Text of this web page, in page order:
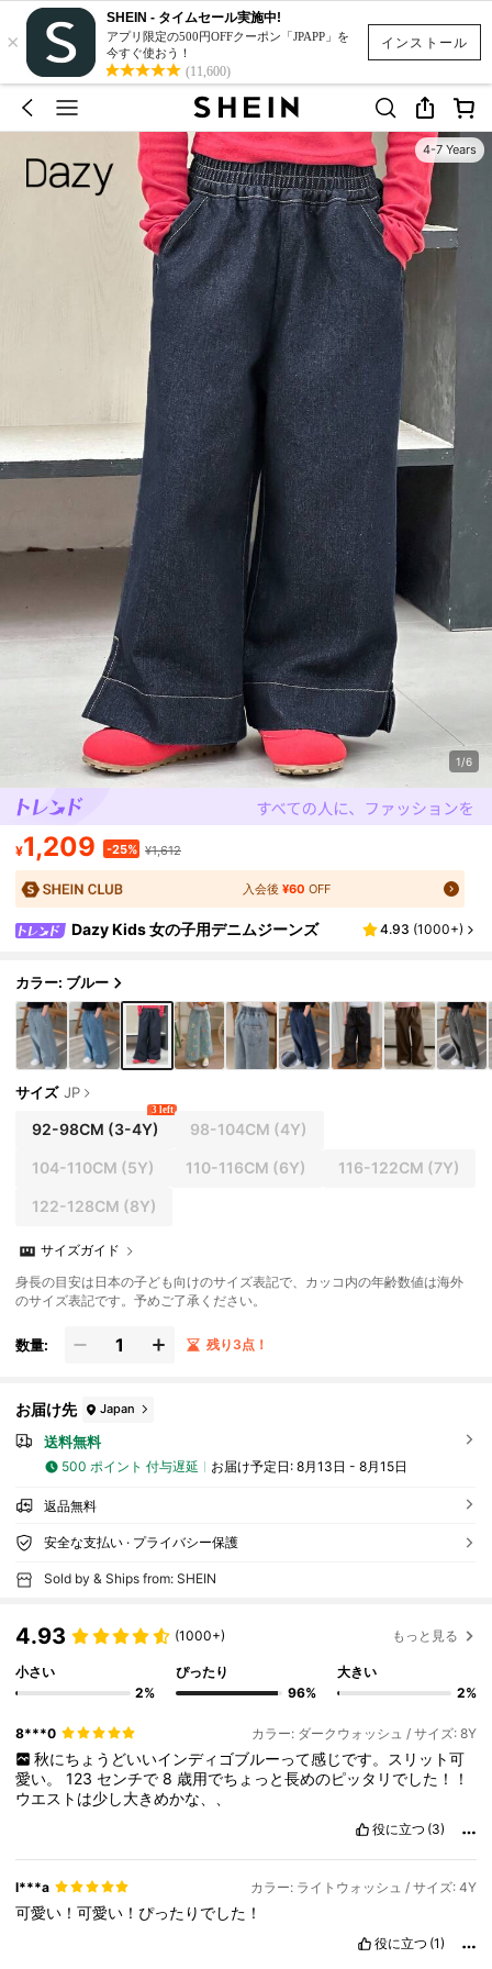
インストール
×
SHEIN - タイムセール実施中!
アプリ限定の500円OFFクーポン「JPAPP」を
今すぐ使おう！
(11,600)
4-7 Years
1/6
¥1,209 -25% ¥1,612
入会後 ¥60 OFF
Dazy Kids 女の子用デニムジーンズ 4.93 (1000+)
カラー: ブルー
サイズ JP
92-98CM (3-4Y)
3 left
98-104CM (4Y)
104-110CM (5Y) 110-116CM (6Y) 116-122CM (7Y)
122-128CM (8Y)
サイズガイド
身長の目安は日本の子ども向けのサイズ表記で、カッコ内の年齢数値は海外
のサイズ表記です。予めご了承ください。
数量: 残り3点！
お届け先 Japan
送料無料
500 ポイント 付与遅延 お届け予定日: 8月13日 - 8月15日
返品無料
安全な支払い · プライバシー保護
Sold by & Ships from: SHEIN
4.93 (1000+) もっと見る
小さい
2%
ぴったり
96%
大きい
2%
8***0 カラー: ダークウォッシュ / サイズ: 8Y
秋にちょうどいいインディゴブルーって感じです。スリット可
愛い。123 センチで8 歳用でちょっと長めのピッタリでした！！
ウエストは少し大きめかな、、
役に立つ (3)
l***a カラー: ライトウォッシュ / サイズ: 4Y
可愛い！可愛い！ぴったりでした！
役に立つ (1)